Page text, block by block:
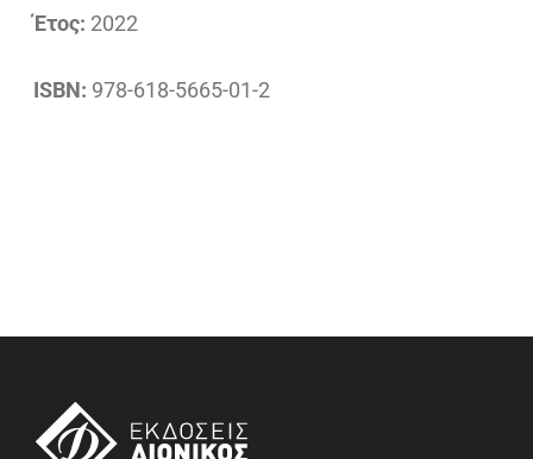
Έτος: 2022
ISBN: 978-618-5665-01-2